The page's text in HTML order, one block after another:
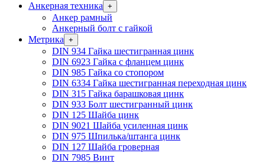
Анкерная техника +
Анкер рамный
Анкерный болт с гайкой
Метрика +
DIN 934 Гайка шестигранная цинк
DIN 6923 Гайка с фланцем цинк
DIN 985 Гайка со стопором
DIN 6334 Гайка шестигранная переходная цинк
DIN 315 Гайка барашковая цинк
DIN 933 Болт шестигранный цинк
DIN 125 Шайба цинк
DIN 9021 Шайба усиленная цинк
DIN 975 Шпилька/штанга цинк
DIN 127 Шайба гроверная
DIN 7985 Винт